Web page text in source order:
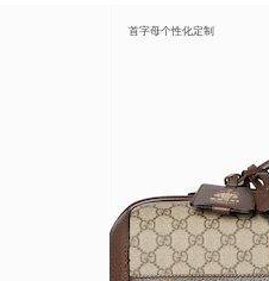
首字母个性化定制